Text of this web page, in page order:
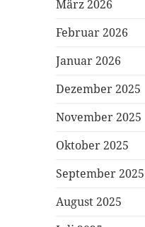
März 2026
Februar 2026
Januar 2026
Dezember 2025
November 2025
Oktober 2025
September 2025
August 2025